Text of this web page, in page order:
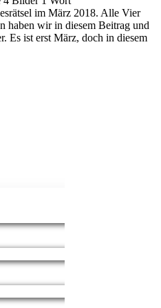
im März 2018. Alle Vier
haben wir in diesem Beitrag und
Es ist erst März, doch in diesem